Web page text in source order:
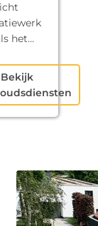
het
voegen
klein
Bekijk